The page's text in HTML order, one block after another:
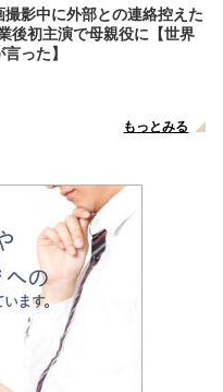
影中に外部との連絡控えた
後初主演で母親役に【世界
った】
もっとみる